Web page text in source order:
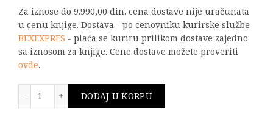
Za iznose do 9.990,00 din. cena dostave nije uračunata
u cenu knjige. Dostava - po cenovniku kurirske službe
BEXEXPRES - plaća se kuriru prilikom dostave zajedno
sa iznosom za knjige. Cene dostave možete proveriti
ovde.
DODAJ U KORPU